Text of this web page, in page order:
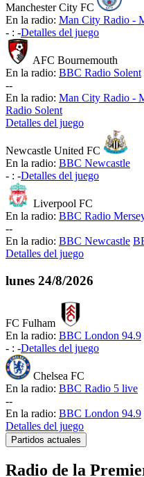
Manchester City FC
En la radio: Man City Radio -
- : -Detalles del juego
AFC Bournemouth
En la radio: BBC Radio Solent
--
En la radio: Man City Radio -
Radio Solent
Detalles del juego
Newcastle United FC
En la radio: BBC Newcastle
- : -Detalles del juego
Liverpool FC
En la radio: BBC Radio
--
En la radio: BBC Newcastle
Detalles del juego
lunes 24/8/2026
FC Fulham
En la radio: BBC London 94.9
- : -Detalles del juego
Chelsea FC
En la radio: BBC Radio 5 live
--
En la radio: BBC London 94.9
Detalles del juego
Partidos actuales
Radio de la